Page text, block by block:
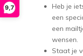
9,7
Heb je
een
een
wensen.
Staat je